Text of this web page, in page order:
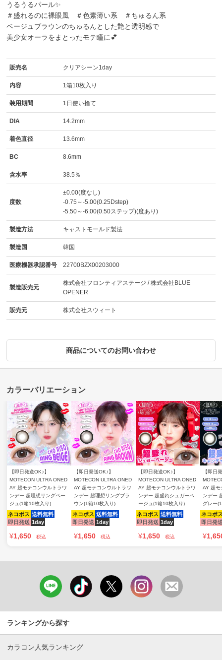
うるうるパール✨
＃盛れるのに裸眼風 ＃色素薄い系 ＃ちゅるん系
ベージュブラウンのちゅるんとした艶と透明感で
美少女オーラをまとったモテ瞳に💕
販売名 クリアシーン1day
内容 1箱10枚入り
装用期間 1日使い捨て
DIA 14.2mm
着色直径 13.6mm
BC 8.6mm
含水率 38.5％
度数
±0.00(度なし)
-0.75～-5.00(0.25Dstep)
-5.50～-6.00(0.50ステップ)(度あり)
製造方法 キャストモールド製法
製造国 韓国
医療機器承認番号 22700BZX00203000
製造販売元
株式会社フロンティアステージ / 株式会社BLUE
OPENER
販売元 株式会社スウィート
商品についてのお問い合わせ
【即日発送OK♪】
MOTECON ULTRA ONED
AY 超モテコンウルトラワ
ンデー 超理想リングベー
ジュ(1箱10枚入り)
ネコポス 送料無料
即日発送 1day
¥1,650 税込
【即日発送OK♪】
MOTECON ULTRA ONED
AY 超モテコンウルトラワ
ンデー 超理想リングブラ
ウン(1箱10枚入り)
ネコポス 送料無料
即日発送 1day
¥1,650 税込
【即日発送OK♪】
MOTECON ULTRA ONED
AY 超モテコンウルトラワ
ンデー 超盛れシュガーベ
ージュ(1箱10枚入り)
ネコポス 送料無料
即日発送 1day
¥1,650 税込
【即日
AY 超モ
ンデー
グレー
ネコポ
即日発
¥
ランキングから探す
カラコン人気ランキング